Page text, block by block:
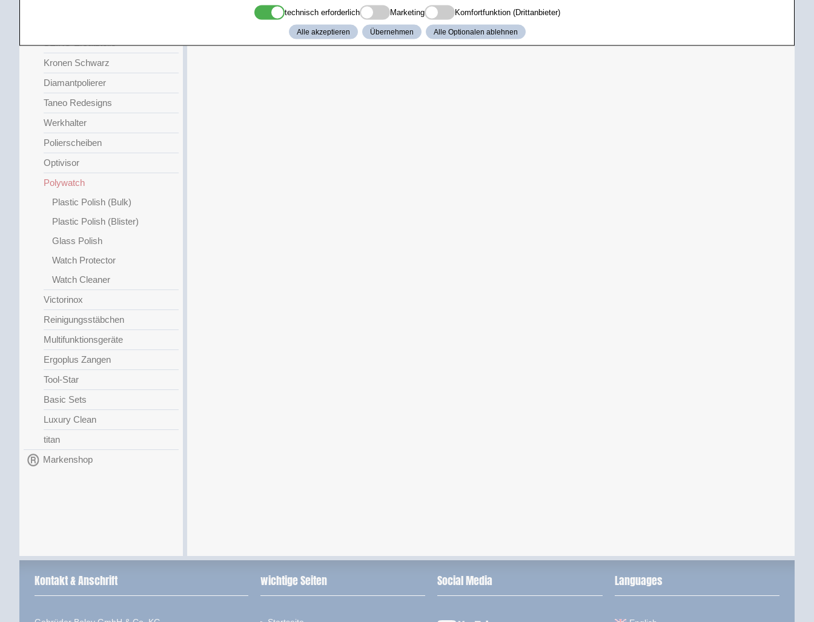
SEIKO Ersatzteile
Kronen Schwarz
Diamantpolierer
Taneo Redesigns
Werkhalter
Polierscheiben
Optivisor
Polywatch
Plastic Polish (Bulk)
Plastic Polish (Blister)
Glass Polish
Watch Protector
Watch Cleaner
Victorinox
Reinigungsstäbchen
Multifunktionsgeräte
Ergoplus Zangen
Tool-Star
Basic Sets
Luxury Clean
titan
Markenshop
technisch erforderlich Marketing Komfortfunktion (Drittanbieter)
Alle akzeptieren Übernehmen Alle Optionalen ablehnen
Kontakt & Anschrift wichtige Seiten Social Media Languages